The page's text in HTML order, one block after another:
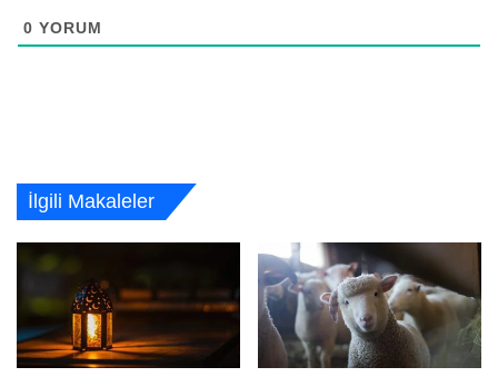
0 YORUM
İlgili Makaleler